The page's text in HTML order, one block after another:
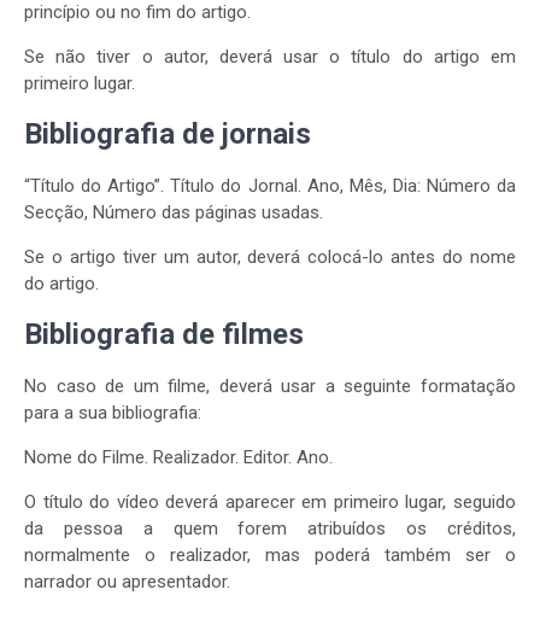
princípio ou no fim do artigo.
Se não tiver o autor, deverá usar o título do artigo em
primeiro lugar.
Bibliografia de jornais
“Título do Artigo”. Título do Jornal. Ano, Mês, Dia: Número da
Secção, Número das páginas usadas.
Se o artigo tiver um autor, deverá colocá-lo antes do nome
do artigo.
Bibliografia de filmes
No caso de um filme, deverá usar a seguinte formatação
para a sua bibliografia:
Nome do Filme. Realizador. Editor. Ano.
O título do vídeo deverá aparecer em primeiro lugar, seguido
da pessoa a quem forem atribuídos os créditos,
normalmente o realizador, mas poderá também ser o
narrador ou apresentador.